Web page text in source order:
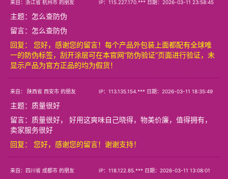
来自：浙江省 杭州市 的朋友 IP：115.227.170.*** 日期：2026-03-11 23:58:45
主题： 怎么查防伪
留言：怎么查防伪
回复： 您好，感谢您的留言！每个产品外包装上面都配有全球唯
一的防伪标签，刮开涂层可在本官网“防伪验证”页面进行验证，未
显示产品为官方正品的均为假货！
来自： 陕西省 西安市 的朋友 IP：113.135.154.*** 日期：2026-03-11 18:35:49
主题： 质量很好
留言：质量很好， 好用这爽味自己晓得，物美价廉，值得拥有，
卖家服务很好
回复： 您好，感谢您的留言！谢谢支持！
来自：四川省 成都市 的朋友 IP：118.122.85.*** 日期：2026-03-11 13:08:01